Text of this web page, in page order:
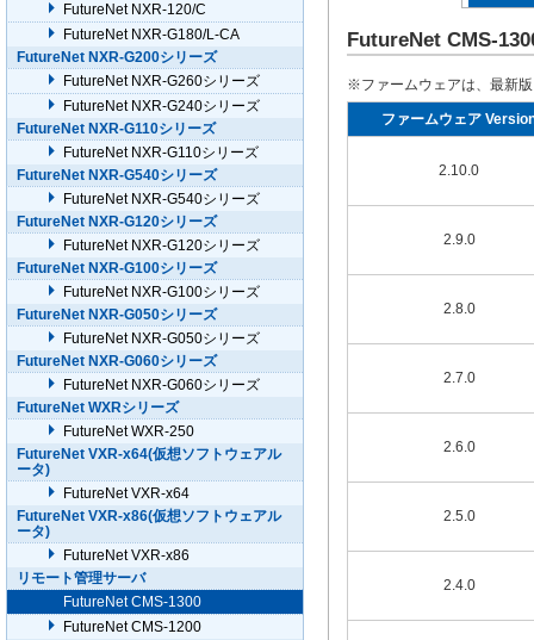
FutureNet CMS-
※ファームウェアは、最新
ファームウェア
2.10.0
2.9.0
2.8.0
2.7.0
2.6.0
2.5.0
2.4.0
FutureNet NXR-120/C
FutureNet NXR-G180/L-CA
FutureNet NXR-G200シリーズ
FutureNet NXR-G260シリーズ
FutureNet NXR-G240シリーズ
FutureNet NXR-G110シリーズ
FutureNet NXR-G110シリーズ
FutureNet NXR-G540シリーズ
FutureNet NXR-G540シリーズ
FutureNet NXR-G120シリーズ
FutureNet NXR-G120シリーズ
FutureNet NXR-G100シリーズ
FutureNet NXR-G100シリーズ
FutureNet NXR-G050シリーズ
FutureNet NXR-G050シリーズ
FutureNet NXR-G060シリーズ
FutureNet NXR-G060シリーズ
FutureNet WXRシリーズ
FutureNet WXR-250
FutureNet VXR-x64(仮想ソフトウェアル
ータ)
FutureNet VXR-x64
FutureNet VXR-x86(仮想ソフトウェアル
ータ)
FutureNet VXR-x86
リモート管理サーバ
FutureNet CMS-1300
FutureNet CMS-1200